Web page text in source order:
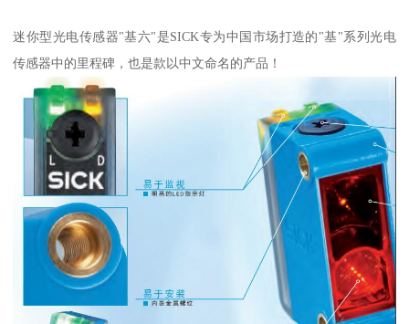
迷你型光电传感器"基六"是SICK专为中国市场打造的"基"系列光电
传感器中的里程碑，也是款以中文命名的产品！